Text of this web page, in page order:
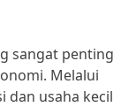
sangat penting
Melalui
dan usaha kecil